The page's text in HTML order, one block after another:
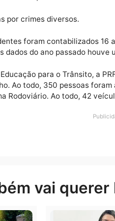
30 pela ausência
foram realizados,
ao volante;
por crimes diversos.
foram
Rodoviário. Ao todo,